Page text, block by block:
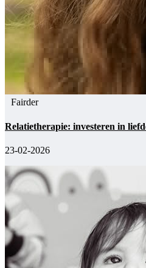
Fairder
Relatietherapie: investeren in
23-02-2026